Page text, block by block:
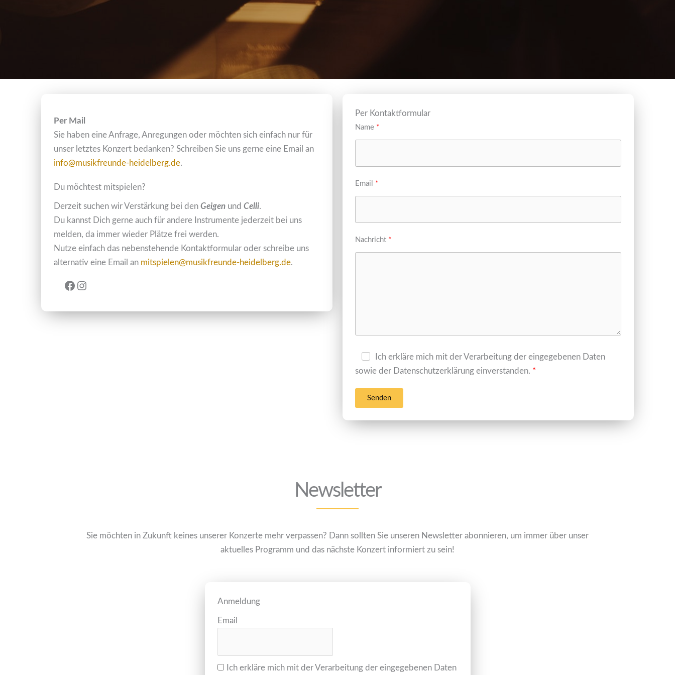
Per Mail
Sie haben eine Anfrage, Anregungen oder möchten sich einfach nur für
unser letztes Konzert bedanken? Schreiben Sie uns gerne eine Email an
info@musikfreunde-heidelberg.de.
Du möchtest mitspielen?
Derzeit suchen wir Verstärkung bei den Geigen und Celli.
Du kannst Dich gerne auch für andere Instrumente jederzeit bei uns
melden, da immer wieder Plätze frei werden.
Nutze einfach das nebenstehende Kontaktformular oder schreibe uns
alternativ eine Email an mitspielen@musikfreunde-heidelberg.de.
Facebook
Instagram
Per Kontaktformular
Name
Email
Nachricht
Ich erkläre mich mit der Verarbeitung der eingegebenen Daten
sowie der Datenschutzerklärung einverstanden.
Senden
Newsletter
Sie möchten in Zukunft keines unserer Konzerte mehr verpassen? Dann sollten Sie unseren Newsletter abonnieren, um immer über unser
aktuelles Programm und das nächste Konzert informiert zu sein!
Anmeldung
Email
Ich erkläre mich mit der Verarbeitung der eingegebenen Daten